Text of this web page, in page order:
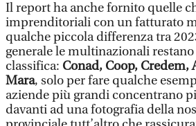
Il report ha anche fornito quelle
imprenditoriali con un fatturato
qualche piccola differenza tra
generale le multinazionali
classifica: Conad, Coop, Credem,
Mara, solo per fare qualche
aziende più grandi concentrano
davanti ad una fotografia della